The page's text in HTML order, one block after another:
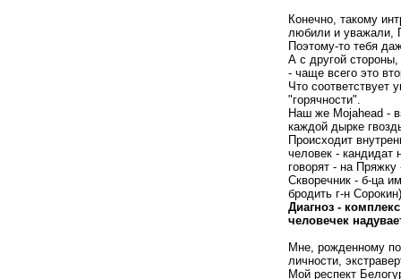
Конечно, такому
любили и уважали,
Поэтому-то тебя
А с другой
- чаще всего это
Что соответствует
"горячности".
Наш же Mojahead -
каждой дырке
Происходит
человек -
говорят - на
Скворечник - б-ца
бродить г-н
Диагноз -
человечек
Мне, рожденному
личности,
Мой респект